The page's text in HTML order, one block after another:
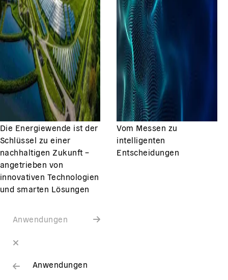
Die Energiewende ist der
Schlüssel zu einer
nachhaltigen Zukunft –
angetrieben von
innovativen Technologien
und smarten Lösungen
Vom Messen zu
intelligenten
Entscheidungen
Anwendungen
Anwendungen